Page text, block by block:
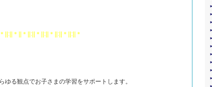
||:||＊||＊||:||＊||:||＊||:||＊||:||＊
ゆる観点でお子さまの学習をサポートします。